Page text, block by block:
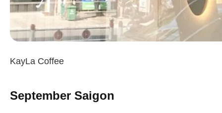
KayLa Coffee
September Saigon